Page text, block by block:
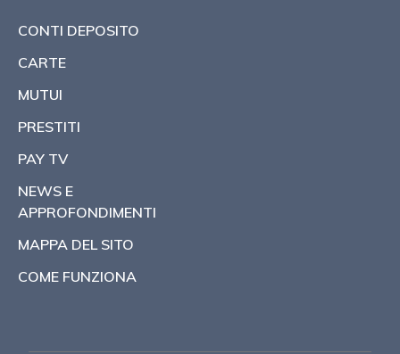
CONTI DEPOSITO
CARTE
MUTUI
PRESTITI
PAY TV
NEWS E
APPROFONDIMENTI
MAPPA DEL SITO
COME FUNZIONA